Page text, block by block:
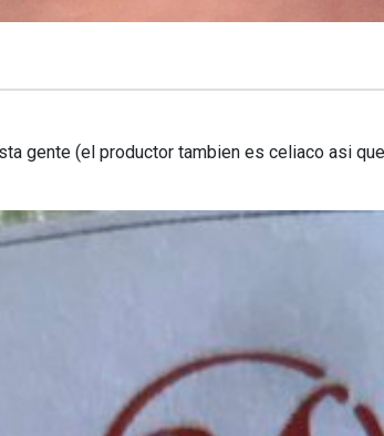
gente (el productor tambien es celiaco asi